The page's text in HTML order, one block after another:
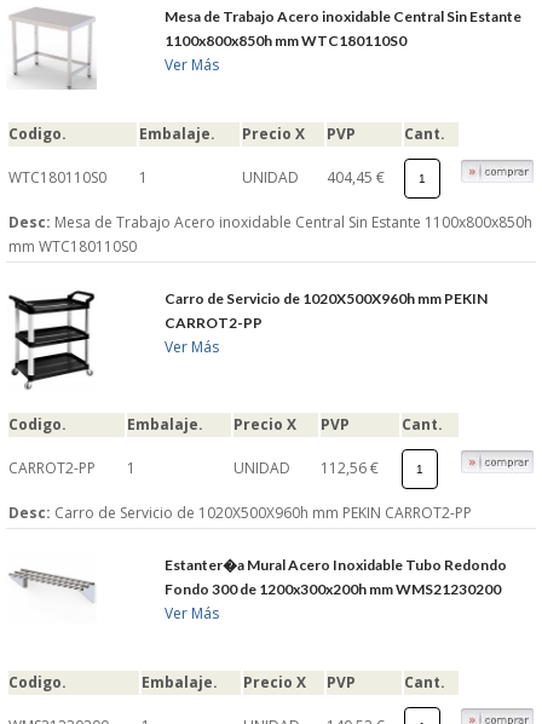
Mesa de Trabajo Acero inoxidable Central Sin Estante
1100x800x850h mm WTC180110S0
Ver Más
Codigo. Embalaje. Precio X PVP Cant.
WTC180110S0 1 UNIDAD 404,45 €
Desc: Mesa de Trabajo Acero inoxidable Central Sin Estante 1100x800x850h
mm WTC180110S0
Carro de Servicio de 1020X500X960h mm PEKIN
CARROT2-PP
Ver Más
Codigo. Embalaje. Precio X PVP Cant.
CARROT2-PP 1 UNIDAD 112,56 €
Desc: Carro de Servicio de 1020X500X960h mm PEKIN CARROT2-PP
Estanter�a Mural Acero Inoxidable Tubo Redondo
Fondo 300 de 1200x300x200h mm WMS21230200
Ver Más
Codigo. Embalaje. Precio X PVP Cant.